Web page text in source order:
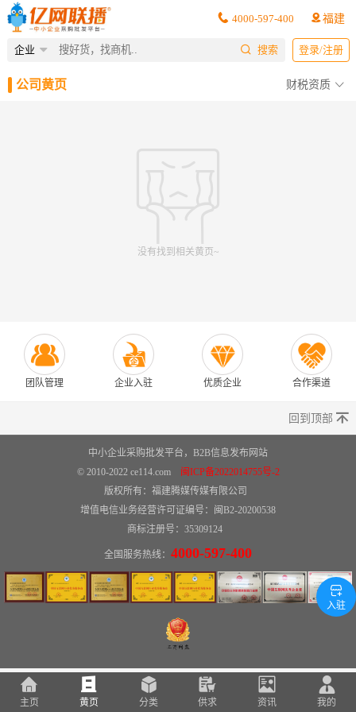
福建
4000-597-400
企业 搜索 登录/注册
公司黄页 财税资质
没有找到相关黄页~
入驻
团队管理 企业入驻 优质企业 合作渠道
回到顶部
中小企业采购批发平台，B2B信息发布网站
© 2010-2022 ce114.com
闽ICP备2022014755号-2
版权所有： 福建腾媒传媒有限公司
增值电信业务经营许可证编号：闽B2-20200538
商标注册号：35309124
全国服务热线： 4000-597-400
主页 黄页 分类 供求 资讯 我的